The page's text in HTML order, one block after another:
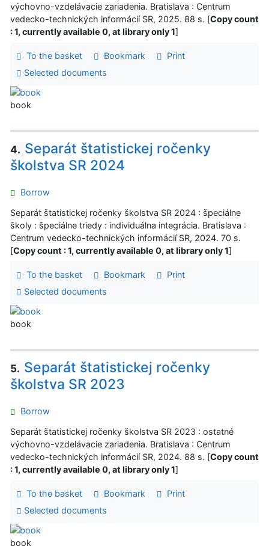
výchovno-vzdelávacie zariadenia. Bratislava : Centrum
vedecko-technických informácií SR, 2025. 88 s. [Copy count
: 1, currently available 0, at library only 1]
To the basket Bookmark
Print
Selected documents
book
4. Separát štatistickej ročenky
školstva SR 2024
Borrow
Separát štatistickej ročenky školstva SR 2024 : špeciálne
školy : špeciálne triedy : individuálna integrácia. Bratislava :
Centrum vedecko-technických informácií SR, 2024. 70 s.
[Copy count : 1, currently available 0, at library only 1]
To the basket Bookmark
Print
Selected documents
book
5. Separát štatistickej ročenky
školstva SR 2023
Borrow
Separát štatistickej ročenky školstva SR 2023 : ostatné
výchovno-vzdelávacie zariadenia. Bratislava : Centrum
vedecko-technických informácií SR, 2024. 88 s. [Copy count
: 1, currently available 0, at library only 1]
To the basket Bookmark
Print
Selected documents
book